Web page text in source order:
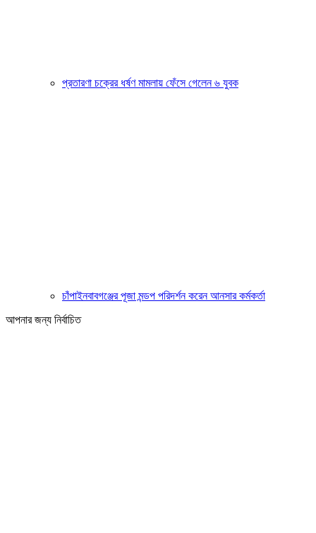
প্রতারণা চক্রের ধর্ষণ মামলায় ফেঁসে গেলেন ৬ যুবক
চাঁপাইনবাবগঞ্জের পূজা মন্ডপ পরিদর্শন করেন আনসার কর্মকর্তা
আপনার জন্য নির্বাচিত